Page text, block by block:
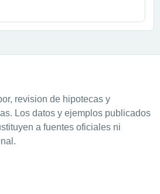
revision de hipotecas y
Los datos y ejemplos publicados
a fuentes oficiales ni